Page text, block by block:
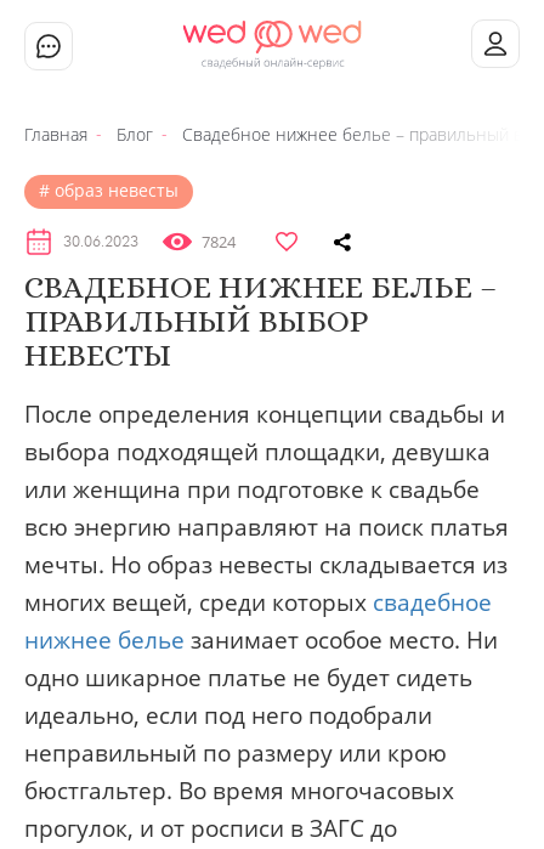
Главная Блог Свадебное нижнее белье – правильный
образ невесты
30.06.2023 7824
СВАДЕБНОЕ НИЖНЕЕ БЕЛЬЕ –
ПРАВИЛЬНЫЙ ВЫБОР
НЕВЕСТЫ
После определения концепции свадьбы и
выбора подходящей площадки, девушка
или женщина при подготовке к свадьбе
всю энергию направляют на поиск платья
мечты. Но образ невесты складывается из
многих вещей, среди которых свадебное
нижнее белье занимает особое место. Ни
одно шикарное платье не будет сидеть
идеально, если под него подобрали
неправильный по размеру или крою
бюстгальтер. Во время многочасовых
прогулок, и от росписи в ЗАГС до